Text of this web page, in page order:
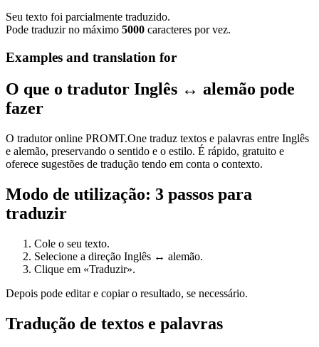
Seu texto foi parcialmente traduzido.
Pode traduzir no máximo 5000 caracteres por vez.
Examples and translation for
O que o tradutor Inglês ↔ alemão pode
fazer
O tradutor online PROMT.One traduz textos e palavras entre Inglês
e alemão, preservando o sentido e o estilo. É rápido, gratuito e
oferece sugestões de tradução tendo em conta o contexto.
Modo de utilização: 3 passos para
traduzir
Cole o seu texto.
Selecione a direção Inglês ↔ alemão.
Clique em «Traduzir».
Depois pode editar e copiar o resultado, se necessário.
Tradução de textos e palavras